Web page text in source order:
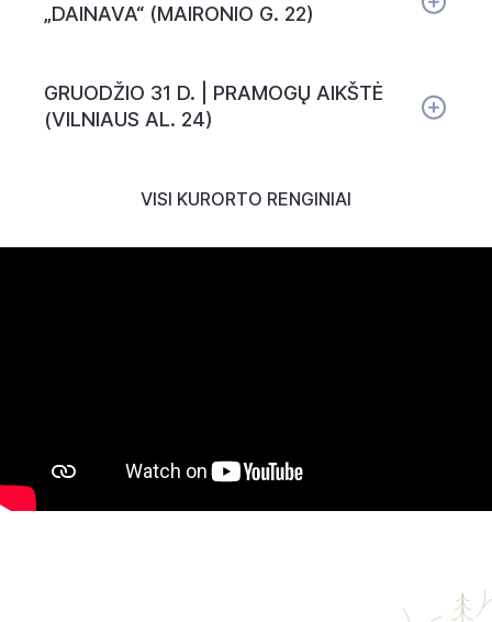
„DAINAVA“ (MAIRONIO G. 22)
GRUODŽIO 31 D. | PRAMOGŲ AIKŠTĖ
(VILNIAUS AL. 24)
VISI KURORTO RENGINIAI